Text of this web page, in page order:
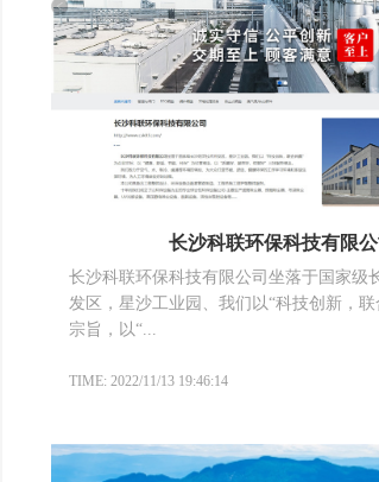
长沙科联环保科技有限公
长沙科联环保科技有限公司坐落于国家级
发区，星沙工业园、我们以“科技创新，联
宗旨，以“...
TIME: 2022/11/13 19:46:14